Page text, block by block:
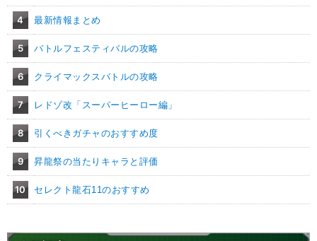
4 最新情報まとめ
5 バトルフェスティバルの攻略
6 クライマックスバトルの攻略
7 レドゾ改「スーパーヒーロー編」
8 引くべきガチャのおすすめ度
9 昇龍祭の当たりキャラと評価
10 セレクト龍石11のおすすめ